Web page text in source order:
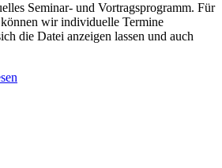
Seminar- und Vortragsprogramm. Für
wir individuelle Termine
die Datei anzeigen lassen und auch